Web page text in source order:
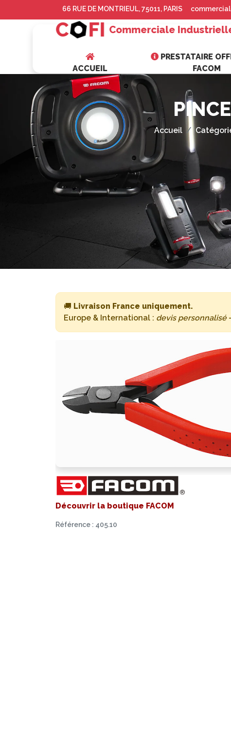
66 RUE DE MONTRIEUL, 75011, PARIS
C FI Commerciale
ACCUEIL
PRESTATAIRE
FACOM
Accueil
🚚 Livraison France uniquement.
Europe & International : devis personnalisé
Découvrir la boutique FACOM
Référence : 405.10